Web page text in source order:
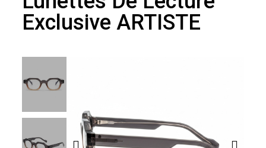
Exclusive ARTISTE